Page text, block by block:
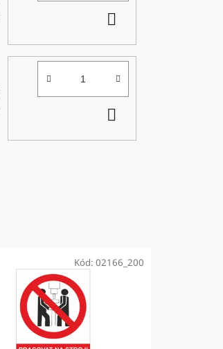
KOŠÍKU
KOŠÍKU
Kód: 02166_200